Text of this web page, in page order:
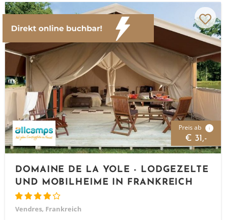
Preis ab i
€ 31,-
DOMAINE DE LA YOLE - LODGEZELTE
UND MOBILHEIME IN FRANKREICH
Vendres, Frankreich